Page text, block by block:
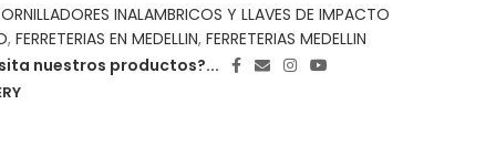
INALAMBRICOS Y LLAVES DE IMPACTO
, FERRETERIAS EN MEDELLIN, FERRETERIAS MEDELLIN
nuestros productos?...